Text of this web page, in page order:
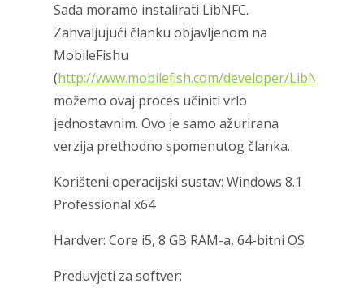
Sada moramo instalirati LibNFC.
Zahvaljujući članku objavljenom na
MobileFishu
(http://www.mobilefish.com/developer/LibNFC/
možemo ovaj proces učiniti vrlo
jednostavnim. Ovo je samo ažurirana
verzija prethodno spomenutog članka.
Korišteni operacijski sustav: Windows 8.1
Professional x64
Hardver: Core i5, 8 GB RAM-a, 64-bitni OS
Preduvjeti za softver: